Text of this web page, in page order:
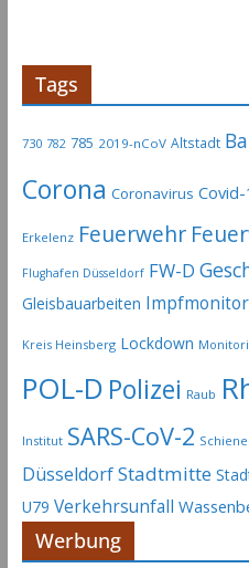
l
-
r
h
i
v
Tags
730 782 785 2019-nCoV Altstadt
Corona Coronavirus Covid-
Erkelenz Feuerwehr
Flughafen Düsseldorf FW-D
Gleisbauarbeiten Impfmonitor
Kreis Heinsberg Lockdown
POL-D Polizei Raub
Institut SARS-CoV-2
DüsseldorfStadtmitte
U79 Verkehrsunfall
Werbung